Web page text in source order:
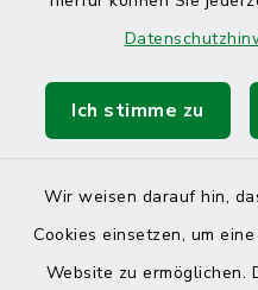
Ich stimme zu
Wir weisen darauf hin,
Cookies einsetzen, um
Website zu ermöglichen.